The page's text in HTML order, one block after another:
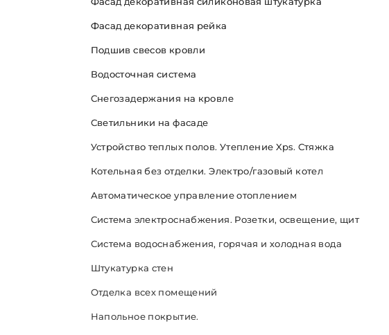
Фасад декоративная рейка
Подшив свесов кровли
Водосточная система
Снегозадержания на кровле
Светильники на фасаде
Устройство теплых полов. Утепление Xps. Стяжка
Котельная без отделки. Электро/газовый котел
Автоматическое управление отоплением
Система электроснабжения. Розетки, освещение, щит
Система водоснабжения, горячая и холодная вода
Штукатурка стен
Отделка всех помещений
Напольное покрытие.